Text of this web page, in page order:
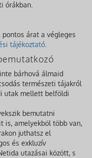
órákban.
árat a végleges
tájékoztató
bárhová álmaid
természeti tájakról
utak mellett belföldi
bemutatni
is, amelyekből több van,
juthatsz el
és exkluzív
utazásai között, s